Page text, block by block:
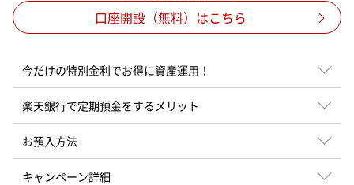
口座開設（無料）はこちら
今だけの特別金利でお得に資産運用！
楽天銀行で定期預金をするメリット
お預入方法
キャンペーン詳細